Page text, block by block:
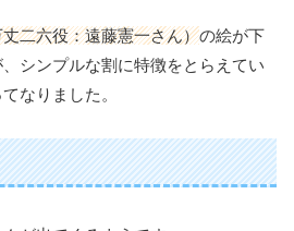
二六役：遠藤憲一さん）の絵が下
シンプルな割に特徴をとらえてい
なりました。